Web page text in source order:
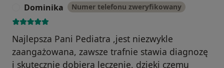
Dominika Numer telefonu zweryfikowany
Najlepsza Pani Pediatra ,jest niezwykle
zaangażowana, zawsze trafnie stawia diagnozę
i skutecznie dobiera leczenie, dzięki czemu